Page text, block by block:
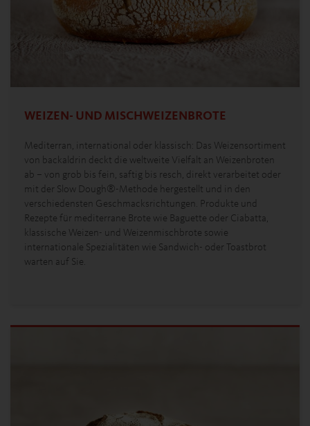
WEIZEN- UND MISCHWEIZENBROTE
Mediterran, international oder klassisch: Das Weizensortiment
von backaldrin deckt die weltweite Vielfalt an Weizenbroten
ab – von grob bis fein, saftig bis resch, direkt verarbeitet oder
mit der Slow Dough®-Methode hergestellt und in den
verschiedensten Geschmacksrichtungen. Produkte und
Rezepte für mediterrane Brote wie Baguette oder Ciabatta,
klassische Weizen- und Weizenmischbrote sowie
internationale Spezialitäten wie Sandwich- oder Toastbrot
warten auf Sie.